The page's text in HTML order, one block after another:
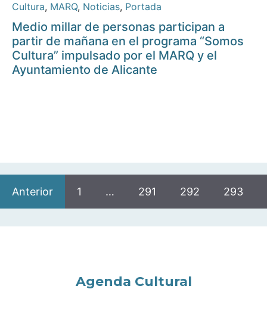
Cultura, MARQ, Noticias, Portada
Medio millar de personas participan a
partir de mañana en el programa “Somos
Cultura” impulsado por el MARQ y el
Ayuntamiento de Alicante
Anterior 1 … 291 292 293
Agenda Cultural